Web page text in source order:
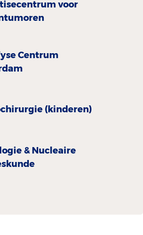
voor
Centrum
(kinderen)
& Nucleaire